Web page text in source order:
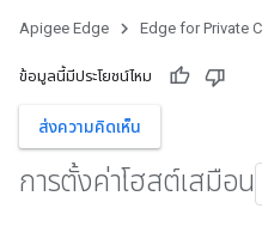
Apigee Edge Edge for Private
ข้อมูลนี้มีประโยชน์ไหม
ส่งความคิดเห็น
การตั้งค่าโฮสต์เสมือน